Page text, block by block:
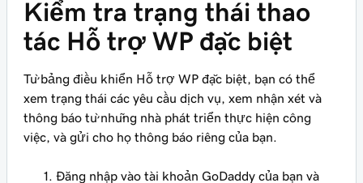
Kiểm tra trạng thái thao
tác Hỗ trợ WP đặc biệt
Từ bảng điều khiển Hỗ trợ WP đặc biệt, bạn có thể
xem trạng thái các yêu cầu dịch vụ, xem nhận xét và
thông báo từ những nhà phát triển thực hiện công
việc, và gửi cho họ thông báo riêng của bạn.
Đăng nhập vào tài khoản GoDaddy của bạn và